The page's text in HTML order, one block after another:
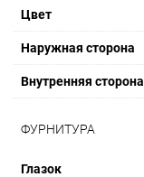
Цвет
Наружная сторона
Внутренняя сторона
ФУРНИТУРА
Глазок